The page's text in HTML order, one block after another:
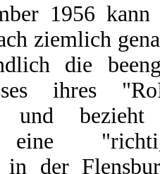
1956 kann
ziemlich
die
ihres
und
in der